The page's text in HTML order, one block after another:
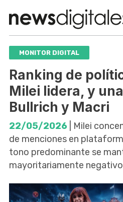
MONITOR DIGITAL
Ranking de
Milei lidera, y
Bullrich y Macri
22/05/2026 | Milei
de menciones en
tono predominante se
mayoritariamente